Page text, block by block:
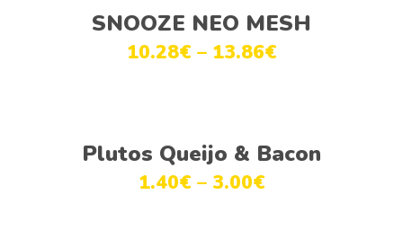
Ver opções
SNOOZE NEO MESH
10.28€ – 13.86€
Ver opções
Plutos Queijo & Bacon
1.40€ – 3.00€